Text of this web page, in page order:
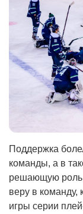
Поддержка
команды, а в
решающую роль.
веру в команду,
игры серии